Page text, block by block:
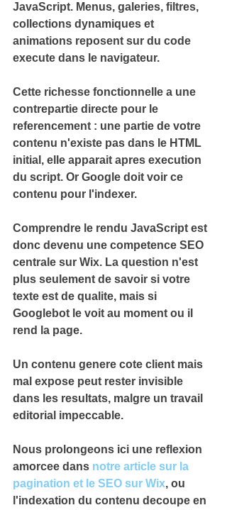
JavaScript. Menus, galeries, filtres,
collections dynamiques et
animations reposent sur du code
execute dans le navigateur.
Cette richesse fonctionnelle a une
contrepartie directe pour le
referencement : une partie de votre
contenu n'existe pas dans le HTML
initial, elle apparait apres execution
du script. Or Google doit voir ce
contenu pour l'indexer.
Comprendre le rendu JavaScript est
donc devenu une competence SEO
centrale sur Wix. La question n'est
plus seulement de savoir si votre
texte est de qualite, mais si
Googlebot le voit au moment ou il
rend la page.
Un contenu genere cote client mais
mal expose peut rester invisible
dans les resultats, malgre un travail
editorial impeccable.
Nous prolongeons ici une reflexion
amorcee dans notre article sur la
pagination et le SEO sur Wix, ou
l'indexation du contenu decoupe en